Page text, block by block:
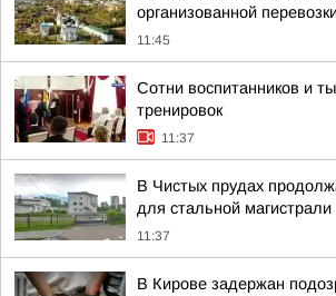
организованной
11:45
Сотни воспитанников и
тренировок
11:37
В Чистых прудах
для стальной магистрали
11:37
В Кирове задержан